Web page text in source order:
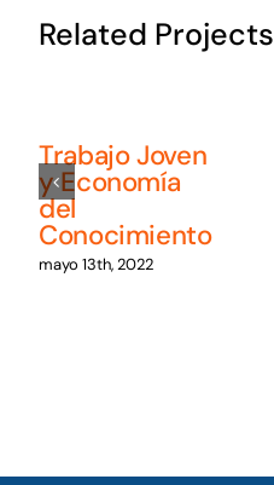
Related Projects
Trabajo Joven
y Economía
del
Conocimiento
mayo 13th, 2022